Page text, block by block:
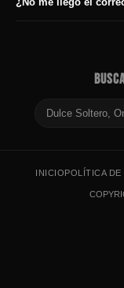
INICIOPOLÍTICA DE